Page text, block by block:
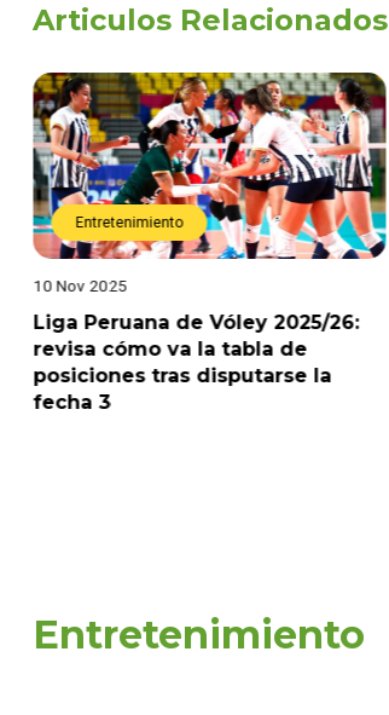
Articulos Relacionados
Entretenimiento
10 Nov 2025
Liga Peruana de Vóley 2025/26:
revisa cómo va la tabla de
posiciones tras disputarse la
fecha 3
Entretenimiento